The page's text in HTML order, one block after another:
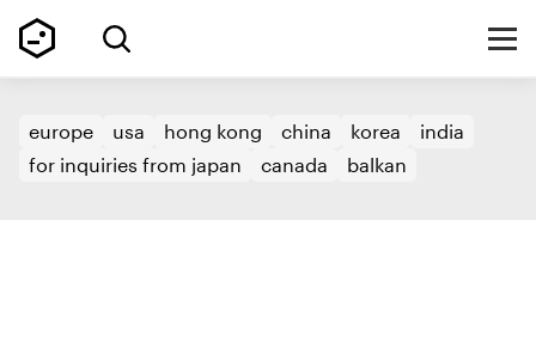
europe usa hong kong china korea
india
for inquiries from japan
canada balkan